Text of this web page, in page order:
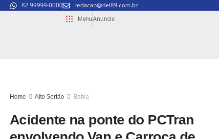
82 99999-0000 redacao@del89.com.br
MenuAnuncie
Home Alto Sertão Bahia
Acidente na ponte do PCTran